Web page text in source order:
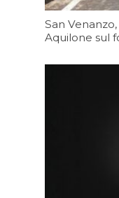
San
Aquilone sul